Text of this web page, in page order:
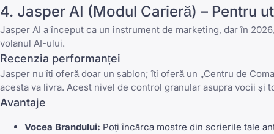
4. Jasper AI (Modul Carieră) – Pentru
Jasper AI a început ca un instrument de marketing, dar în
volanul AI-ului.
Recenzia performanței
Jasper nu îți oferă doar un șablon; îți oferă un „Centru de
acesta va livra. Acest nivel de control granular asupra vocii și
Avantaje
Vocea Brandului: Poți încărca mostre din scrierile tale